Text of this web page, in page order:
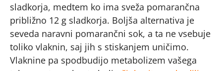
sladkorja, medtem ko ima sveža pomarančna
približno 12 g sladkorja. Boljša alternativa je
seveda naravni pomarančni sok, a ta ne vsebuje
toliko vlaknin, saj jih s stiskanjem uničimo.
Vlaknine pa spodbudijo metabolizem vašega